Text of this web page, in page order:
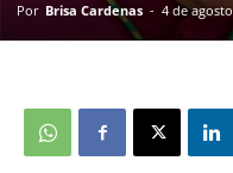
Por Brisa Cardenas - 4 de